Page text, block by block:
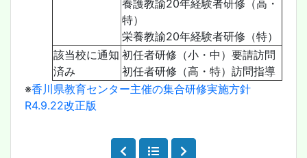
養護教諭20年経験者研修（高・
特）
栄養教諭20年経験者研修（特）
該当校に通知
済み
初任者研修（小・中）要請訪問
初任者研修（高・特）訪問指導
※香川県教育センター主催の集合研修実施方針
R4.9.22改正版